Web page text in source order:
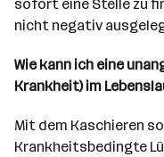
sofort eine Stelle zu
nicht negativ
Wie kann ich eine
Krankheit) im
Mit dem Kaschieren
Krankheitsbedingte